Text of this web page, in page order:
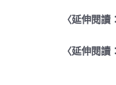
〈延伸閱讀：
〈延伸閱讀：